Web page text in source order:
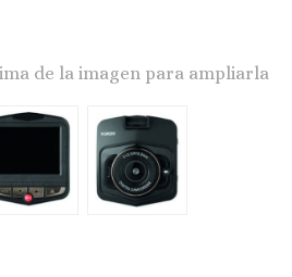
de la imagen para ampliarla